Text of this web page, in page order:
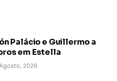
Palácio e Guillermo a
em Estella
2026